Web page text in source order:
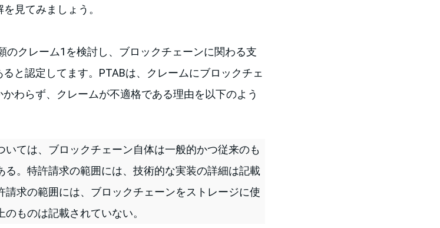
見てみましょう。
のクレーム1を検討し、ブロックチェーンに関わる支
と認定してます。PTABは、クレームにブロックチェ
わらず、クレームが不適格である理由を以下のよう
ては、ブロックチェーン自体は一般的かつ従来のも
。特許請求の範囲には、技術的な実装の詳細は記載
請求の範囲には、ブロックチェーンをストレージに使
ものは記載されていない。